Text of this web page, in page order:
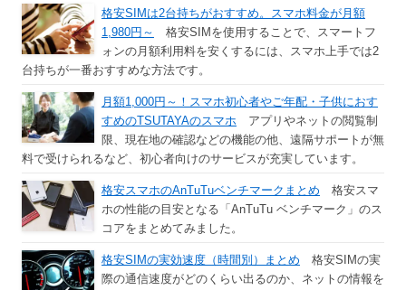
格安SIMは2台持ちがおすすめ。スマホ料金が月額
1,980円～
格安SIMを使用することで、スマートフ
ォンの月額利用料を安くするには、スマホ上手では2
台持ちが一番おすすめな方法です。
月額1,000円～！スマホ初心者やご年配・子供におす
すめのTSUTAYAのスマホ アプリやネットの閲覧制
限、現在地の確認などの機能の他、遠隔サポートが無
料で受けられるなど、初心者向けのサービスが充実しています。
格安スマホのAnTuTuベンチマークまとめ 格安スマ
ホの性能の目安となる「AnTuTu ベンチマーク」のス
コアをまとめてみました。
格安SIMの実効速度（時間別）まとめ 格安SIMの実
際の通信速度がどのくらい出るのか、ネットの情報を